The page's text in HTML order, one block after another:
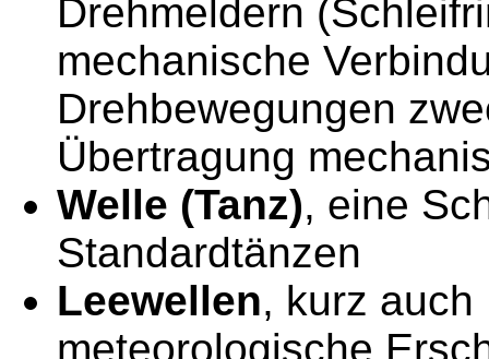
Drehmeldern
mechanische
Drehbewegungen
Übertragung
Welle (Tanz), eine
Standardtänzen
Leewellen, kurz auch
meteorologische